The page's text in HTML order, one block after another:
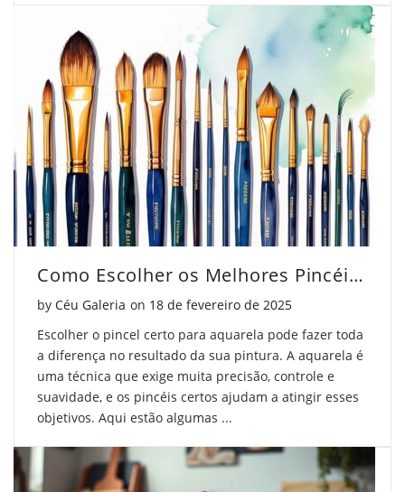
Como Escolher os Melhores Pincéis para Aquarela
by Céu Galeria on Posted on
18 de fevereiro de 2025
Escolher o pincel certo para aquarela pode fazer toda
a diferença no resultado da sua pintura. A aquarela é
uma técnica que exige muita precisão, controle e
suavidade, e os pincéis certos ajudam a atingir esses
objetivos. Aqui estão algumas ...